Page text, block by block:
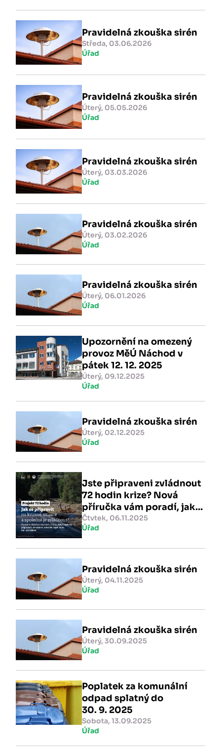
Pravidelná zkouška sirén
Středa, 03.06.2026
Úřad
Pravidelná zkouška sirén
Úterý, 05.05.2026
Úřad
Pravidelná zkouška sirén
Úterý, 03.03.2026
Úřad
Pravidelná zkouška sirén
Úterý, 03.02.2026
Úřad
Pravidelná zkouška sirén
Úterý, 06.01.2026
Úřad
Upozornění na omezený
provoz MěÚ Náchod v
pátek 12. 12. 2025
Úterý, 09.12.2025
Úřad
Pravidelná zkouška sirén
Úterý, 02.12.2025
Úřad
Jste připraveni zvládnout
72 hodin krize? Nová
příručka vám poradí, jak
na to
Čtvtek, 06.11.2025
Úřad
Pravidelná zkouška sirén
Úterý, 04.11.2025
Úřad
Pravidelná zkouška sirén
Úterý, 30.09.2025
Úřad
Poplatek za komunální
odpad splatný do
30. 9. 2025
Sobota, 13.09.2025
Úřad